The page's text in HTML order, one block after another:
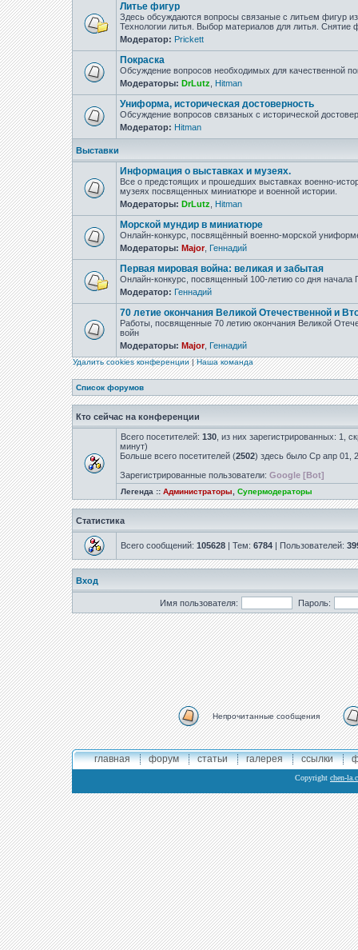
Литье фигур
Здесь обсуждаются вопросы связаные с литьем фигур
Технологии литья. Выбор материалов для литья. Снятие
Модератор: Prickett
Покраска
Обсуждение вопросов необходимых для качественной
Модераторы: DrLutz Hitman
Униформа, историческая достоверность
Обсуждение вопросов связаных с исторической
Модератор: Hitman
Выставки
Информация о выставках и музеях.
Все о предстоящих и прошедших выставках военно-
музеях посвященных миниатюре и военной истории.
Модераторы: DrLutz Hitman
Морской мундир в миниатюре
Онлайн-конкурс, посвящённый военно-морской
Модераторы: Major, Геннадий
Первая мировая война: великая и забытая
Онлайн-конкурс, посвященный 100-летию со дня начала
Модератор: Геннадий
70 летие окончания Великой Отечественной и
Работы, посвященные 70 летию окончания Великой
войн
Модераторы: Major, Геннадий
Удалить cookies конференции|Наша команда
Список форумов
Кто сейчас на конференции
Всего посетителей: 130 , из них зарегистрированных: 1,
минут)
Больше всего посетителей (2502) здесь было Ср апр 01,
Зарегистрированные пользователи: Google [Bot]
Легенда :: Администраторы Супермодераторы
Статистика
Всего сообщений: 105628 | Тем: 6784 | Пользователей:
Вход
Имя пользователя: Пароль:
Непрочитанные сообщения
главная форум статьи галерея ссылки
Copyright chen-